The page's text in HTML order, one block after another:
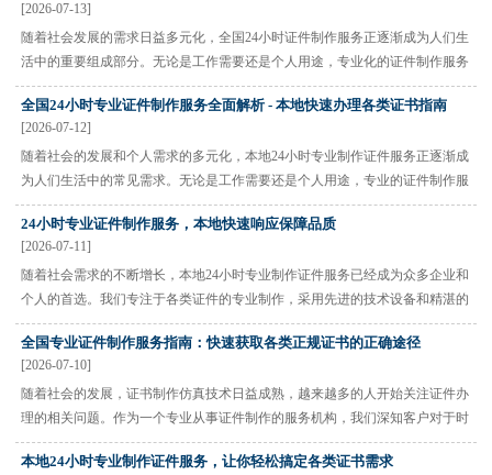
[2026-07-13]
随着社会发展的需求日益多元化，全国24小时证件制作服务正逐渐成为人们生
活中的重要组成部分。无论是工作需要还是个人用途，专业化的证件制作服务
都在不断满足着市场的多样化需求。 什么是专业证件制作？ 专业证件制作涵
盖了各类证书、证件的定制化生产。证书制作仿真技术的发展，···
全国24小时专业证件制作服务全面解析 - 本地快速办理各类证书指南
[2026-07-12]
随着社会的发展和个人需求的多元化，本地24小时专业制作证件服务正逐渐成
为人们生活中的常见需求。无论是工作需要还是个人用途，专业的证件制作服
务都能够在短时间内满足大家的要求。 什么是专业证件制作服务？ 专业证件
制作是指通过先进的技术和设备，按照国家标准和要求，为客户···
24小时专业证件制作服务，本地快速响应保障品质
[2026-07-11]
随着社会需求的不断增长，本地24小时专业制作证件服务已经成为众多企业和
个人的首选。我们专注于各类证件的专业制作，采用先进的技术设备和精湛的
工艺流程，确保每一份证件都能达到最高标准。 专业团队，铸就精品 我们的
制作团队由经验丰富的设计师和技术人员组成，他们对本地24小···
全国专业证件制作服务指南：快速获取各类正规证书的正确途径
[2026-07-10]
随着社会的发展，证书制作仿真技术日益成熟，越来越多的人开始关注证件办
理的相关问题。作为一个专业从事证件制作的服务机构，我们深知客户对于时
间效率和服务质量的双重需求。 为什么选择专业证件制作服务？ 在当今快节
奏的社会环境中，人们对证书制作仿真的需求越来越高。无论是···
本地24小时专业制作证件服务，让你轻松搞定各类证书需求